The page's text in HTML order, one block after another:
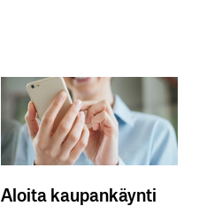
Aloita kaupankäynti